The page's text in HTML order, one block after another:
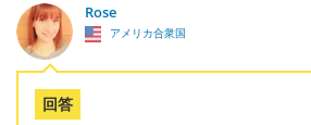
Rose
アメリカ合衆国
回答